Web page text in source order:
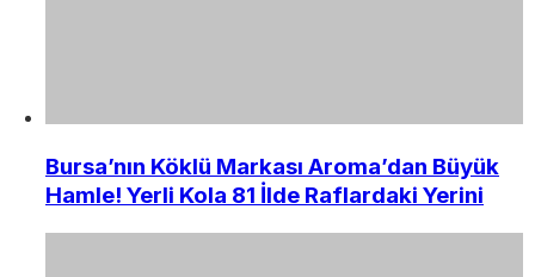
Bursa’nın Köklü Markası Aroma’dan Büyük
Hamle! Yerli Kola 81 İlde Raflardaki Yerini